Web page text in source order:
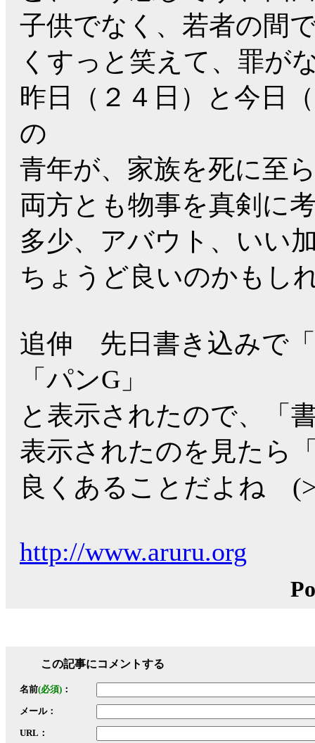
子供でなく、若者の間
くすっと笑えて、罪が
昨日（２４日）と今日
の
青年が、家族を死に至
両方とも物事を真剣に
多少、アバウト、いい
ちょうど良いのかもし
追伸 先日書き込みで
「パンG」
と表示されたので、「
表示されたのを見たら
良くあることだよね
http://www.aruru.org
この記事にコメントする
名前(必須) ：
メール：
URL：